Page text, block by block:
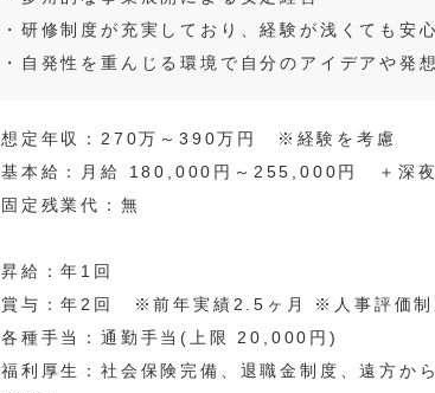
・研修制度が充実しており、経験が浅くても安
・自発性を重んじる環境で自分のアイデアや発
想定年収：270万～390万円 ※経験を考慮
基本給：月給 180,000円～255,000円 ＋深夜
固定残業代：無
昇給：年1回
賞与：年2回 ※前年実績2.5ヶ月 ※人事評価制
各種手当：通勤手当(上限 20,000円)
福利厚生：社会保険完備、退職金制度、遠方か